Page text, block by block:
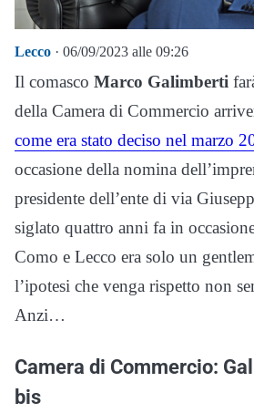
Lecco · 06/09/2023 alle 09:26
Il comasco Marco Galimberti
della Camera di Commercio
come era stato deciso nel marzo
occasione della nomina
presidente dell’ente di via
siglato quattro anni fa in
Como e Lecco era solo un
l’ipotesi che venga rispetto non
Anzi…
Camera di Commercio:
bis